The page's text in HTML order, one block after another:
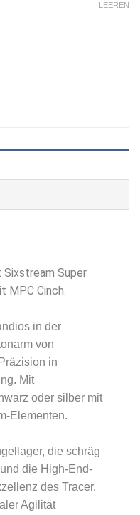
LEEREN
Sixstream Super
MPC Cinch.
in der
von
in
Mit
oder silber mit
Elementen.
die schräg
die High-End-
des Tracer.
Agilität